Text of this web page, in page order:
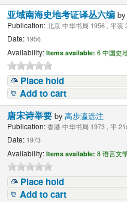
亚域南海史地考证译丛六编
Publication: 北京 中华书局 1956 , 平装
Date: 1956
Availability: Items available: 6 中国史
Place hold
Add to cart
唐宋诗举要by高步瀛选注
Publication: 香港 中华书局 1973 , 平
Date: 1973
Availability: Items available: 8 语言文
Place hold
Add to cart